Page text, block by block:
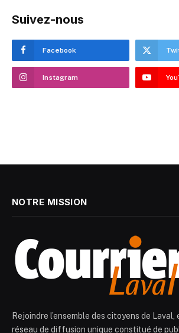
Suivez-nous
Facebook
Instagram
NOTRE MISSION
Rejoindre l’ensemble des citoyens de
réseau de diffusion unique constitué de